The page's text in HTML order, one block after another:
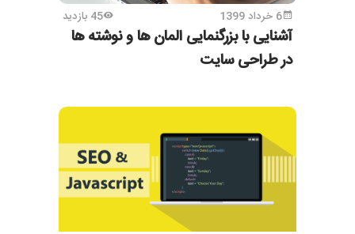
6 خرداد 1399 45 بازدید
آشنایی با بزرگنمایی المان ها و نوشته ها
در طراحی سایت